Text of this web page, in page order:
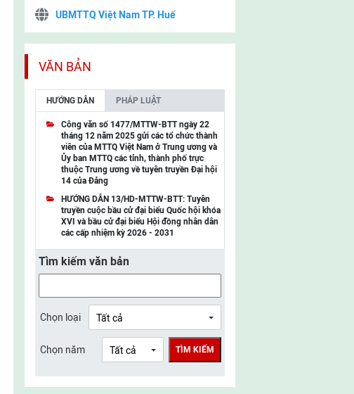
UBMTTQ Việt Nam TP. Huế
UBMTTQ Việt Nam TP. Cần Thơ
UBMTTQ Việt Nam tỉnh Quảng Ninh
UBMTTQ Việt Nam tỉnh Cao Bằng
UBMTTQ Việt Nam tỉnh Lạng Sơn
UBMTTQ Việt Nam tỉnh Lai Châu
UBMTTQ Việt Nam tỉnh Điện Biên
UBMTTQ Việt Nam tỉnh Sơn La
UBMTTQ Việt Nam tỉnh Thanh Hóa
UBMTTQ Việt Nam tỉnh Nghệ An
UBMTTQ Việt Nam tỉnh Lào Cai
UBMTTQ Việt Nam tỉnh Thái Nguyên
VĂN BẢN
HƯỚNG DẪN PHÁP LUẬT
Công văn số 1477/MTTW-BTT ngày 22
tháng 12 năm 2025 gửi các tổ chức thành
viên của MTTQ Việt Nam ở Trung ương và
Ủy ban MTTQ các tỉnh, thành phố trực
thuộc Trung ương về tuyên truyền Đại hội
14 của Đảng
HƯỚNG DẪN 13/HD-MTTW-BTT: Tuyên
truyền cuộc bầu cử đại biểu Quốc hội khóa
XVI và bầu cử đại biểu Hội đồng nhân dân
các cấp nhiệm kỳ 2026 - 2031
Tìm kiếm văn bản
Chọn loại
Chọn năm TÌM KIẾM